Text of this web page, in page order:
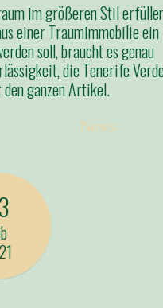
im größeren Stil
einer Traumimmobilie ein
soll, braucht es genau
die Tenerife
ganzen Artikel.
News